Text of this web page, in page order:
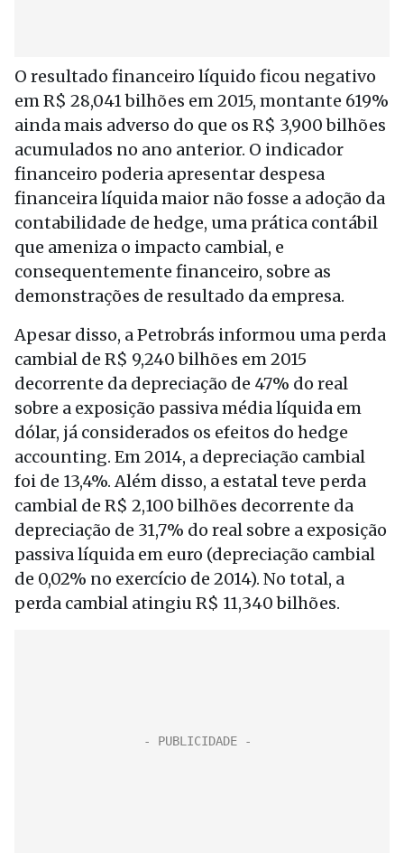
O resultado financeiro líquido ficou negativo
em R$ 28,041 bilhões em 2015, montante 619%
ainda mais adverso do que os R$ 3,900 bilhões
acumulados no ano anterior. O indicador
financeiro poderia apresentar despesa
financeira líquida maior não fosse a adoção da
contabilidade de hedge, uma prática contábil
que ameniza o impacto cambial, e
consequentemente financeiro, sobre as
demonstrações de resultado da empresa.
Apesar disso, a Petrobrás informou uma perda
cambial de R$ 9,240 bilhões em 2015
decorrente da depreciação de 47% do real
sobre a exposição passiva média líquida em
dólar, já considerados os efeitos do hedge
accounting. Em 2014, a depreciação cambial
foi de 13,4%. Além disso, a estatal teve perda
cambial de R$ 2,100 bilhões decorrente da
depreciação de 31,7% do real sobre a exposição
passiva líquida em euro (depreciação cambial
de 0,02% no exercício de 2014). No total, a
perda cambial atingiu R$ 11,340 bilhões.